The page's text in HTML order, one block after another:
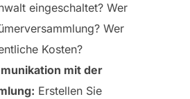
eingeschaltet? Wer
Wer
Kosten?
mit der
Erstellen Sie